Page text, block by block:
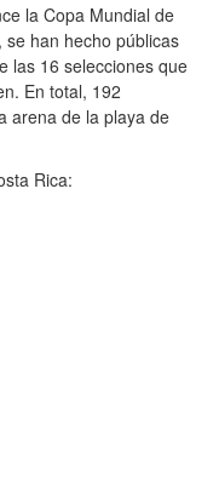
la Copa Mundial de
se han hecho públicas
las 16 selecciones que
En total, 192
arena de la playa de
Rica: